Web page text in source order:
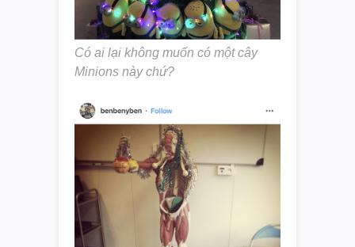
Có ai lại không muốn có một cây
Minions này chứ?